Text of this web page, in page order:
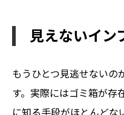
見えないイン
もうひとつ見逃せないの
す。実際にはゴミ箱が存
に知る手段がほとんどな